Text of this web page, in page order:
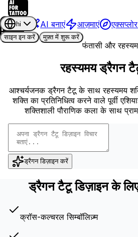
AI बनाएं आज़माएं
hi
साइन इन करें
मुफ़्त में शुरू करें
फंतासी और
रहस्यमय ड्रैगन
आश्चर्यजनक ड्रैगन टैटू के साथ रहस्यमय
शक्ति का प्रतिनिधित्व करने वाले पूर्वी
शक्तिशाली पौराणिक कला के साथ
ड्रैगन डिज़ाइन करें
ड्रैगन टैटू डिज़ाइन के
क्रॉस-कल्चरल सिम्बॉलिज़्म